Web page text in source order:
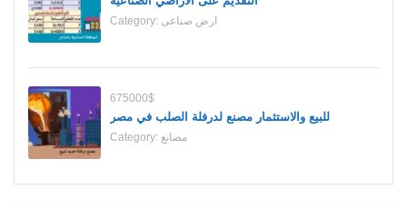
Category: ارض صناعى
675000$
للبيع والاستثمار مصنع لدرفلة الصلب في مصر
Category: مصانع